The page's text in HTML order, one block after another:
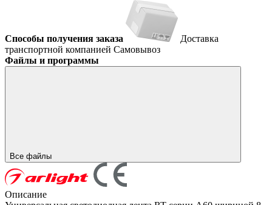
Способы получения заказа
Доставка
транспортной компанией Самовывоз
Файлы и программы
Все файлы
Описание